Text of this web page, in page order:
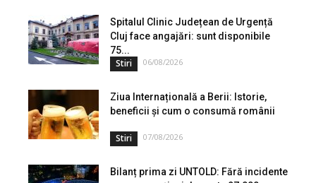
Spitalul Clinic Județean de Urgență
Cluj face angajări: sunt disponibile
75...
Stiri 06/08/2026
Ziua Internațională a Berii: Istorie,
beneficii și cum o consumă românii
Stiri 07/08/2026
Bilanț prima zi UNTOLD: Fără incidente